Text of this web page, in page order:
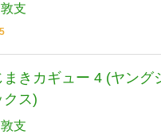
支
まきカギュー 4 (ヤング
クス)
支